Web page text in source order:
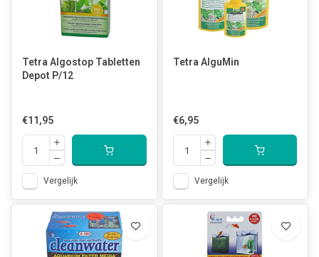
Tetra Algostop Tabletten
Depot P/12
€11,95
Vergelijk
Tetra AlguMin
€6,95
Vergelijk